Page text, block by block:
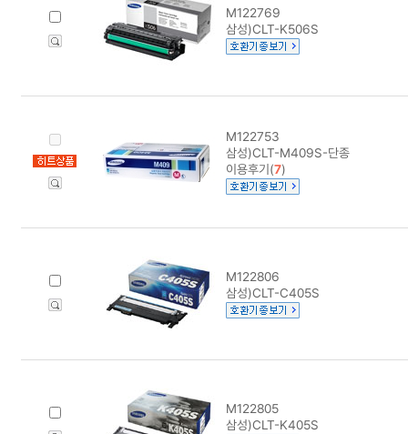
M122769
삼성)CLT-K506S
M122753
삼성)CLT-M409S-단종
이용후기(7)
M122806
삼성)CLT-C405S
M122805
삼성)CLT-K405S